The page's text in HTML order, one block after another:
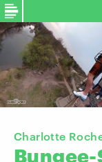
Charlotte